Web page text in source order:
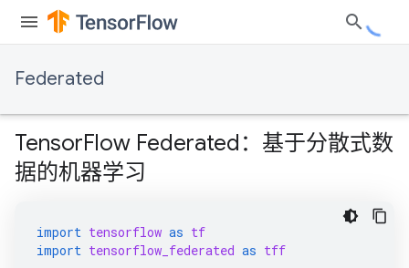
Federated
TensorFlow Federated：基于分散式数
据的机器学习
import tensorflow as tf
import tensorflow_federated as tff